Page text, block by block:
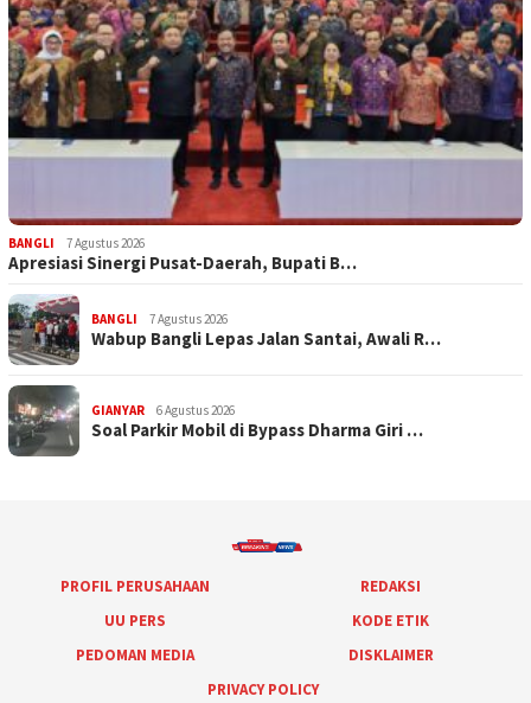
BANGLI 7 Agustus 2026
Apresiasi Sinergi Pusat-Daerah, Bupati B…
BANGLI 7 Agustus 2026
Wabup Bangli Lepas Jalan Santai, Awali R…
GIANYAR 6 Agustus 2026
Soal Parkir Mobil di Bypass Dharma Giri …
PROFIL PERUSAHAAN
REDAKSI
UU PERS
KODE ETIK
PEDOMAN MEDIA
DISKLAIMER
PRIVACY POLICY